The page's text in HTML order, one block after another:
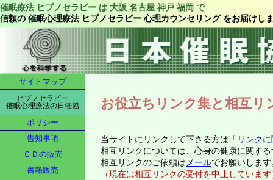
催眠療法 ヒプノセラピー は 大阪 名古屋 神戸 福岡 で
信頼の 催眠心理療法 ヒプノセラピー 心理カウンセリング をお届けし
サイトマップ
ヒプノセラピー
催眠心理療法の日催協
ポリシー
告知事項
ＣＤの販売
書籍販売
お役立ちリンク集と相互リ
当サイトにリンクして下さる方は「 リンク
相互リンクについては、心身の健康に関す
相互リンクのご依頼はメールでお願いします
（現在は相互リンクの受付を中止しています